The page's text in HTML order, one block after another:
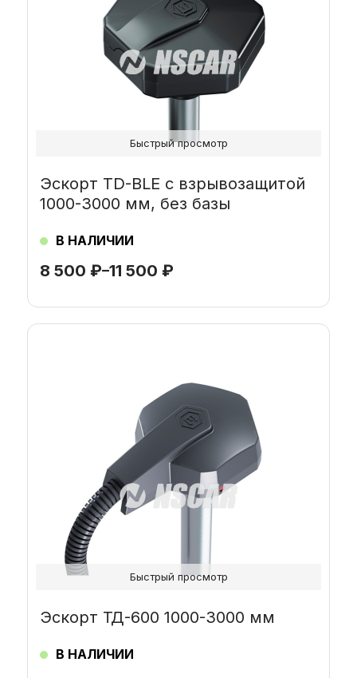
8 500 ₽–11 500 ₽
Эскорт TD-BLE с взрывозащитой
1000-3000 мм, без базы
В НАЛИЧИИ
Опции
можно
выбрать
на
странице
Быстрый просмотр
Эскорт ТД-600 1000-3000 мм
В НАЛИЧИИ
имеет
несколько
вариаций.
Опции
можно
выбрать
на
странице
Быстрый просмотр